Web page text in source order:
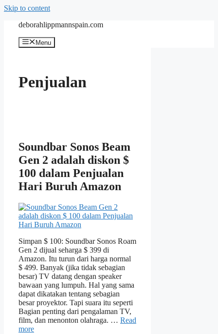
Skip to content
deborahlippmannspain.com
Menu
Penjualan
Soundbar Sonos Beam
Gen 2 adalah diskon $
100 dalam Penjualan
Hari Buruh Amazon
Simpan $ 100: Soundbar Sonos Roam
Gen 2 dijual seharga $ 399 di
Amazon. Itu turun dari harga normal
$ 499. Banyak (jika tidak sebagian
besar) TV datang dengan speaker
bawaan yang lumpuh. Hal yang sama
dapat dikatakan tentang sebagian
besar proyektor. Tapi suara itu seperti
Bagian penting dari pengalaman TV,
film, dan menonton olahraga. … Read
more